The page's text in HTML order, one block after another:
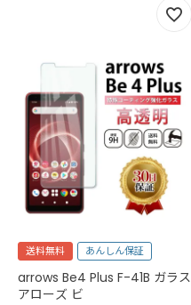
送料無料 あんしん保証
arrows Be4 Plus F-41B ガラス
アローズ ビ